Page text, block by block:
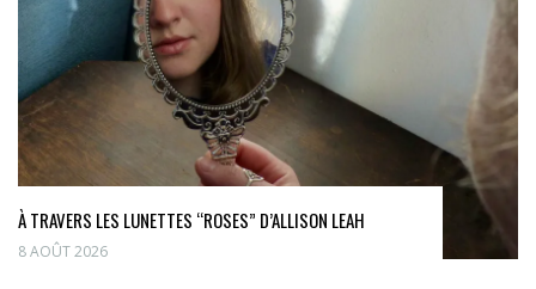
À TRAVERS LES LUNETTES “ROSES” D’ALLISON LEAH
8 AOÛT 2026